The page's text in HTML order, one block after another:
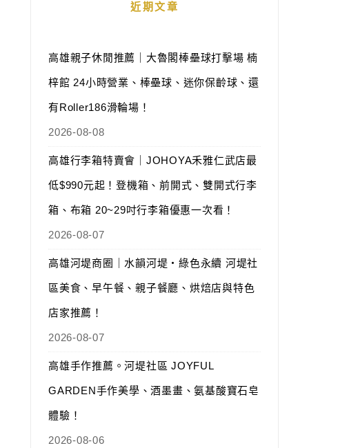
近期文章
高雄親子休閒推薦｜大魯閣棒壘球打擊場 楠
梓館 24小時營業、棒壘球、迷你保齡球、還
有Roller186滑輪場！
2026-08-08
高雄行李箱特賣會｜JOHOYA禾雅仁武店最
低$990元起！登機箱、前開式、雙開式行李
箱、布箱 20~29吋行李箱優惠一次看！
2026-08-07
高雄河堤商圈｜水韻河堤‧綠色永續 河堤社
區美食、早午餐、親子餐廳、烘焙店與特色
店家推薦！
2026-08-07
高雄手作推薦。河堤社區 JOYFUL
GARDEN手作美學、酒墨畫、氨基酸寶石皂
體驗！
2026-08-06